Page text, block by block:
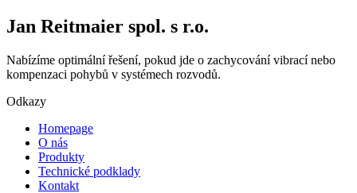
Jan Reitmaier spol. s r.o.
Nabízíme optimální řešení, pokud jde o zachycování vibrací nebo
kompenzaci pohybů v systémech rozvodů.
Odkazy
Homepage
O nás
Produkty
Technické podklady
Kontakt